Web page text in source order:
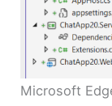
Microsoft